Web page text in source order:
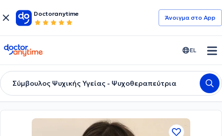
Doctoranytime
Άνοιγμα στο App
doctoranytime EL
Σύμβουλος Ψυχικής Υγείας - Ψυχοθεραπεύτρια